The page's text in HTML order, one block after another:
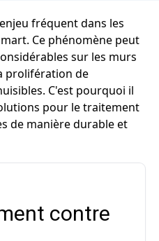
fréquent dans les
Ce phénomène peut
sur les murs
prolifération de
C'est pourquoi il
pour le traitement
de manière durable et
contre